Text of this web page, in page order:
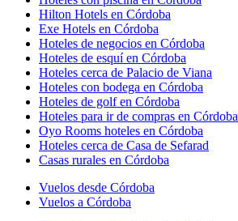
Hilton Hotels en Córdoba
Exe Hotels en Córdoba
Hoteles de negocios en Córdoba
Hoteles de esquí en Córdoba
Hoteles cerca de Palacio de Viana
Hoteles con bodega en Córdoba
Hoteles de golf en Córdoba
Hoteles para ir de compras en Córdoba
Oyo Rooms hoteles en Córdoba
Hoteles cerca de Casa de Sefarad
Casas rurales en Córdoba
Vuelos desde Córdoba
Vuelos a Córdoba